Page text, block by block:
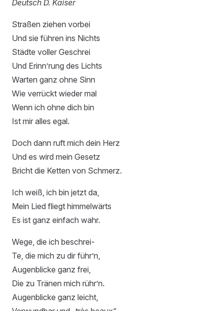
Deutsch D. Kaiser
Straßen ziehen vorbei
Und sie führen ins Nichts
Städte voller Geschrei
Und Erinn’rung des Lichts
Warten ganz ohne Sinn
Wie verrückt wieder mal
Wenn ich ohne dich bin
Ist mir alles egal.
Doch dann ruft mich dein Herz
Und es wird mein Gesetz
Bricht die Ketten von Schmerz.
Ich weiß, ich bin jetzt da,
Mein Lied fliegt himmelwärts
Es ist ganz einfach wahr.
Wege, die ich beschrei-
Te, die mich zu dir führ’n,
Augenblicke ganz frei,
Die zu Tränen mich rühr’n.
Augenblicke ganz leicht,